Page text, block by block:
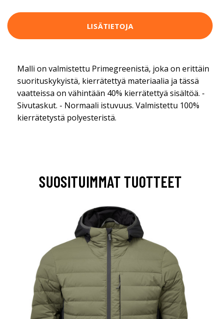
LISÄTIETOJA
Malli on valmistettu Primegreenistä, joka on erittäin
suorituskykyistä, kierrätettyä materiaalia ja tässä
vaatteissa on vähintään 40% kierrätettyä sisältöä. -
Sivutaskut. - Normaali istuvuus. Valmistettu 100%
kierrätetystä polyesteristä.
SUOSITUIMMAT TUOTTEET